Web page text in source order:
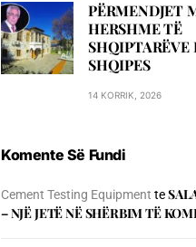
PËRMENDJET
HERSHME TË
SHQIPTARËVE
SHQIPES
14 KORRIK, 2026
Komente Së Fundi
Cement Testing Equipment te
– NJЁ JETЁ NЁ SHЁRBIM TЁ